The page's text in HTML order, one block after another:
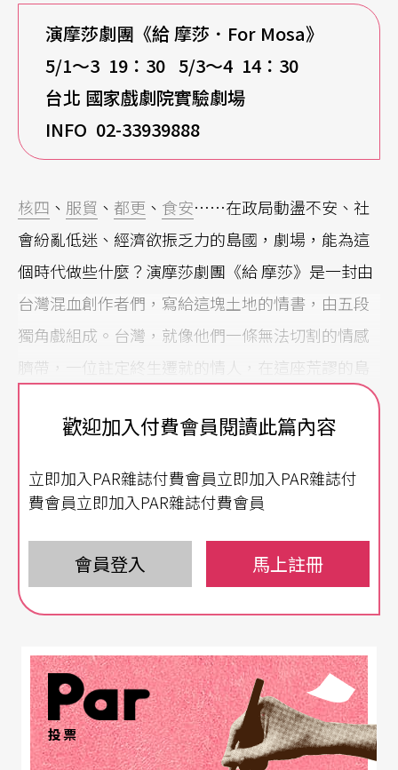
演摩莎劇團《給 摩莎．For Mosa》
5/1～3 19：30 5/3～4 14：30
台北 國家戲劇院實驗劇場
INFO 02-33939888
核四 、 服貿 、 都更 、 食安……在政局動盪不安、社
會紛亂低迷、經濟欲振乏力的島國，劇場，能為這
個時代做些什麼？演摩莎劇團《給 摩莎》是一封由
台灣混血創作者們，寫給這塊土地的情書，由五段
獨角戲組成。台灣，就像他們一條無法切割的情感
臍帶，一位註定終生遷就的情人，在這座荒謬的島
嶼上，人們既可笑，又努力地活著。「只是，」他
們說：「親愛的摩莎，我愈來愈不懂該如何繼續愛
時代劇變如何應付？
小島一夜長大，突然躍升龐然大國的台灣，要如何
調適「小」時候所沒有的困擾，並享受成為世界強
的《大島》是一則超現實的島國狂想曲。故事發生
在一個如常夜晚，總統府突然接到緊急電話通知，
台灣成為世界地圖上擁有最大領地的國家。接著各
國元首紛紛致電，但總統在睡覺，秘書必須獨力面
歡迎加入付費會員閱讀此篇內容
立即加入PAR雜誌付費會員立即加入PAR雜誌付
費會員立即加入PAR雜誌付費會員
會員登入 馬上註冊
投票